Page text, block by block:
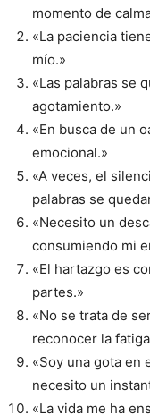
momento de
«La paciencia
mío.»
«Las palabras se
agotamiento.»
«En busca de un
emocional.»
«A veces, el
palabras se
«Necesito un
consumiendo mi
«El hartazgo es
partes.»
«No se trata de
reconocer la
«Soy una gota en
necesito un
«La vida me ha